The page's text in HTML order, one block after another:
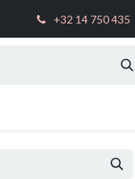
+32 14 750 435